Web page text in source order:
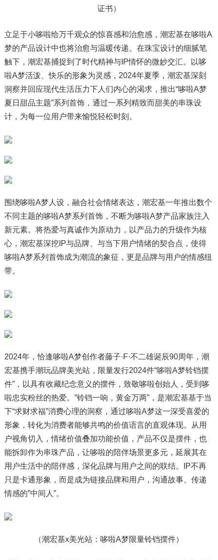
证书）
立足于小哆啦给万千观众的惊喜感和治愈感，潮宏基在哆啦A
梦的产品设计中也将治愈与温暖传递。在珠宝设计的细腻笔
触下，潮宏基捕捉到了时代精神与IP情怀的微妙交汇。以哆
啦A梦活泼、快乐的形象为灵感，2024年夏季，潮宏基深刻
洞察并回应现代生活压力下人们内心的渴求，推出“哆啦A梦
夏日甜品主题”系列首饰，通过一系列精致而甜美的串珠设
计，为每一位用户带来愉悦轻松时刻。
围绕哆啦A梦人设，融合社会情绪表达，潮宏基一年推出数个
不同主题的哆啦A梦系列首饰，不断为哆啦A梦产品家族注入
新元素。将热爱与真诚作为原动力，以产品力的升级作为核
心，潮宏基深挖IP与品牌、与当下用户情绪的契合点，使得
哆啦A梦系列首饰成为潮流的象征，更是品牌与用户的情感纽
带。
2024年，恰逢哆啦A梦创作者藤子·F·不二雄诞辰90周年，潮
宏基携手潮玩品牌美光站，限量发行2024件“哆啦A梦铃铛摆
件”，以具有收藏纪念意义的摆件，致敬哆啦创始人，受到哆
啦忠实粉丝的热爱。”铃铛一响，黄金万两”，是潮宏基基于当
下“求财求福”消费心理的洞察，通过哆啦A梦这一深受喜爱的
形象，转化为消费者能够共鸣的价值语言的直观体现。从用
户视角切入，情绪价值叠加功能价值，产品不仅是摆件，也
能拆卸作为串珠产品，让哆啦的陪伴场景更多元，延展其在
用户生活中的陪伴感，深化品牌与用户之间的联结。IP不再
只是卡通形象，而是成为链接品牌和用户，沟通故事、传递
情感的”中间人”。
（潮宏基x美光站：哆啦A梦限量铃铛摆件）